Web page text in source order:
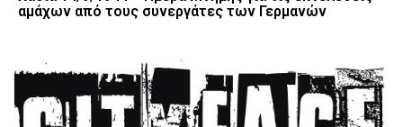
αμάχων από τους συνεργάτες των Γερμανών